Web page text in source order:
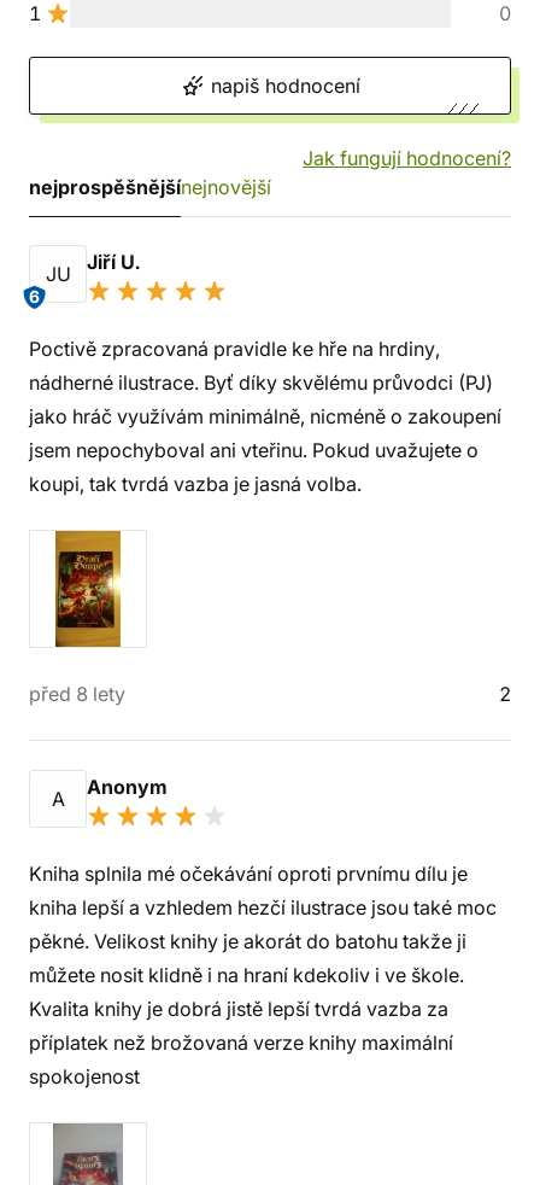
1
0
napiš hodnocení
Jak fungují hodnocení?
nejprospěšnějšínejnovější
JU
6
Jiří U.
Poctivě zpracovaná pravidle ke hře na hrdiny,
nádherné ilustrace. Byť díky skvělému průvodci (PJ)
jako hráč využívám minimálně, nicméně o zakoupení
jsem nepochyboval ani vteřinu. Pokud uvažujete o
koupi, tak tvrdá vazba je jasná volba.
před 8 lety 2
A Anonym
Kniha splnila mé očekávání oproti prvnímu dílu je
kniha lepší a vzhledem hezčí ilustrace jsou také moc
pěkné. Velikost knihy je akorát do batohu takže ji
můžete nosit klidně i na hraní kdekoliv i ve škole.
Kvalita knihy je dobrá jistě lepší tvrdá vazba za
příplatek než brožovaná verze knihy maximální
spokojenost